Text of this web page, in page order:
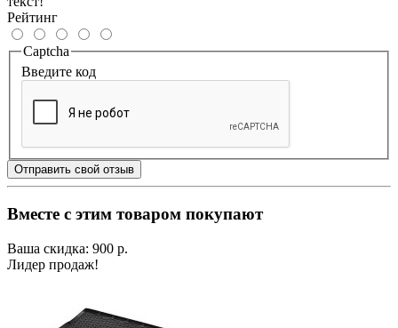
Рейтинг
Captcha
Введите код
Отправить свой отзыв
Вместе с этим товаром покупают
Ваша скидка: 900 р.
Лидер продаж!